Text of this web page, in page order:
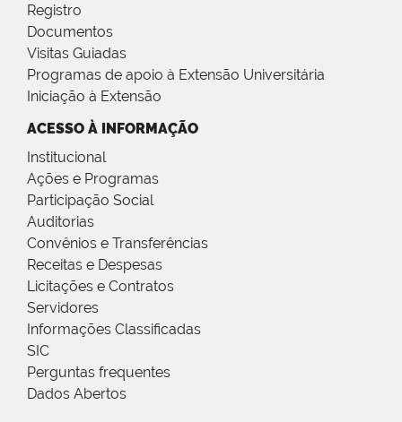
Registro
Documentos
Visitas Guiadas
Programas de apoio à Extensão Universitária
Iniciação à Extensão
ACESSO À INFORMAÇÃO
Institucional
Ações e Programas
Participação Social
Auditorias
Convênios e Transferências
Receitas e Despesas
Licitações e Contratos
Servidores
Informações Classificadas
SIC
Perguntas frequentes
Dados Abertos